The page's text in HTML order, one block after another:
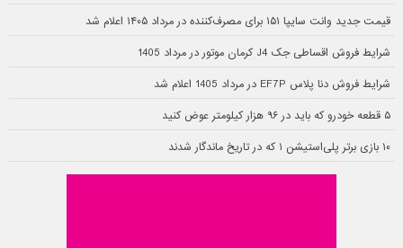
قیمت جدید وانت سایپا ۱۵۱ برای مصرف‌کننده در مرداد ۱۴۰۵ اعلام شد
شرایط فروش اقساطی جک J4 کرمان موتور در مرداد 1405
شرایط فروش دنا پلاس EF7P در مرداد 1405 اعلام شد
۵ قطعه خودرو که باید در ۹۶ هزار کیلومتر عوض کنید
۱۰ بازی برتر پلی‌استیشن ۱ که در تاریخ ماندگار شدند